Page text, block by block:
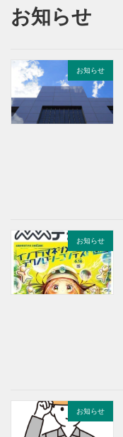
お知らせ
お知らせ
お知らせ
お知らせ